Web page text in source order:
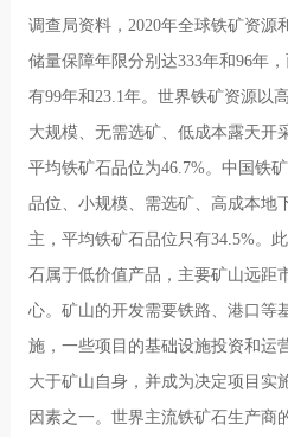
调查局资料，2020年全球铁矿资源
储量保障年限分别达333年和96年
有99年和23.1年。世界铁矿资源以高
大规模、无需选矿、低成本露天开
平均铁矿石品位为46.7%。中国铁
品位、小规模、需选矿、高成本地
主，平均铁矿石品位只有34.5%。
石属于低价值产品，主要矿山远距
心。矿山的开发需要铁路、港口等
施，一些项目的基础设施投资和运
大于矿山自身，并成为决定项目实
因素之一。世界主流铁矿石生产商